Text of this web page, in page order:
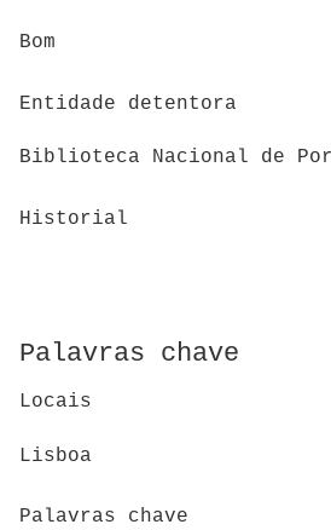
Bom
Entidade detentora
Biblioteca Nacional de
Historial
Palavras chave
Locais
Lisboa
Palavras chave